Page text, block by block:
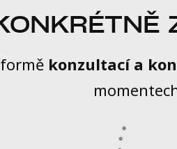
konzultací a